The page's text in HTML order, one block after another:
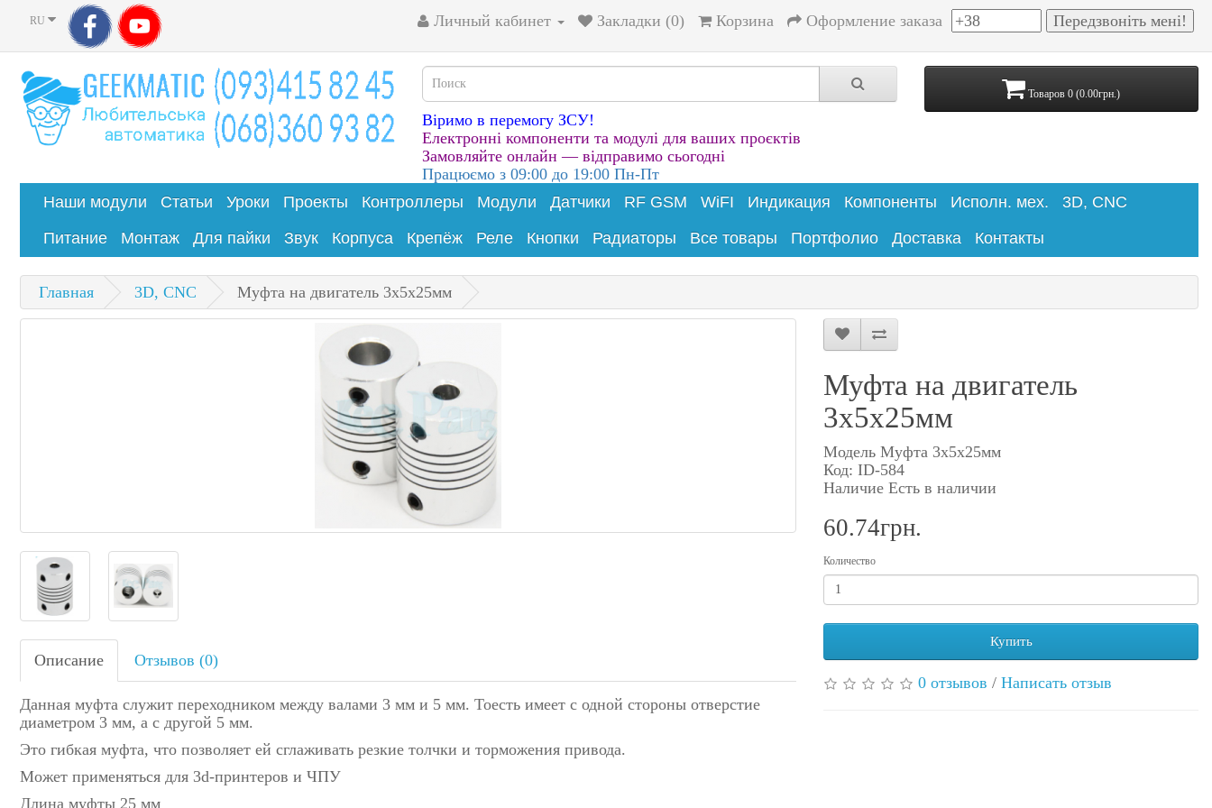
RU Личный кабинет Закладки (0) Корзина Оформление заказа
Віримо в перемогу ЗСУ!
Електронні компоненти та модулі для ваших проєктів
Замовляйте онлайн — відправимо сьогодні
Працюємо з 09:00 до 19:00 Пн-Пт
Товаров 0 (0.00грн.)
Наши модули Статьи Уроки Проекты Контроллеры Модули Датчики RF GSM WiFI Индикация Компоненты Исполн. мех.
3D, CNC
Питание
Монтаж Для пайки Звук Корпуса Крепёж Реле Кнопки Радиаторы Все товары Портфолио Доставка Контакты
Главная 3D, CNC Муфта на двигатель 3x5x25мм
Описание Отзывов (0)
Данная муфта служит переходником между валами 3 мм и 5 мм. Тоесть имеет с одной стороны отверстие
диаметром 3 мм, а с другой 5 мм.
Это гибкая муфта, что позволяет ей сглаживать резкие толчки и торможения привода.
Может применяться для 3d-принтеров и ЧПУ
Длина муфты 25 мм
Муфта на двигатель
3x5x25мм
Модель Муфта 3x5x25мм
Код: ID-584
Наличие Есть в наличии
60.74грн.
Количество
Купить
0 отзывов /Написать отзыв